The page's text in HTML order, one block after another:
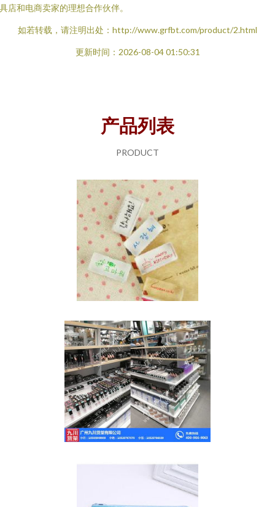
店和电商卖家的理想合作伙伴。
如若转载，请注明出处：http://www.grfbt.com/product/2.html
更新时间：2026-08-04 01:50:31
产品列表
PRODUCT